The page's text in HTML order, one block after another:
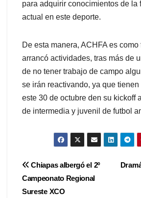
para adquirir conocimientos de la
actual en este deporte.
De esta manera, ACHFA es
arrancó actividades, tras más de
de no tener trabajo de campo
se irán reactivando, ya que
este 30 de octubre den su kickoff
de intermedia y juvenil de futbol
Navegación
de
Chiapas albergó el 2º
Campeonato Regional
Sureste XCO